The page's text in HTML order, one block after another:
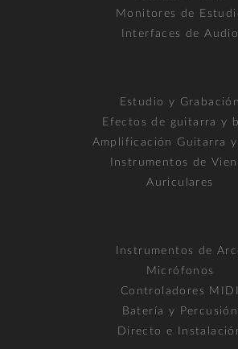
Monitores de
Interfaces de Audio
Estudio y Grabación
Efectos de guitarra y
Amplificación Guitarra y
Instrumentos de
Auriculares
Instrumentos de
Micrófonos
Controladores MIDI
Batería y Percusión
Directo e